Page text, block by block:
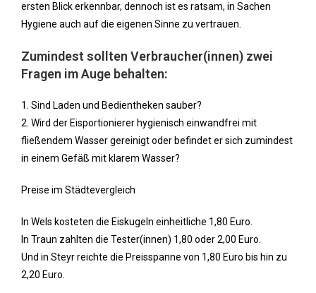
ersten Blick erkennbar, dennoch ist es ratsam, in Sachen
Hygiene auch auf die eigenen Sinne zu vertrauen.
Zumindest sollten Verbraucher(innen) zwei
Fragen im Auge behalten:
1. Sind Laden und Bedientheken sauber?
2. Wird der Eisportionierer hygienisch einwandfrei mit
fließendem Wasser gereinigt oder befindet er sich zumindest
in einem Gefäß mit klarem Wasser?
Preise im Städtevergleich
In Wels kosteten die Eiskugeln einheitliche 1,80 Euro.
In Traun zahlten die Tester(innen) 1,80 oder 2,00 Euro.
Und in Steyr reichte die Preisspanne von 1,80 Euro bis hin zu
2,20 Euro.